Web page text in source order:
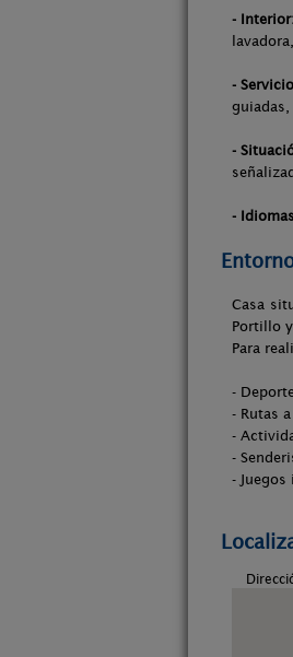
-
-
-
-
Casa
Portillo
Para
-
- Rutas
-
-
-